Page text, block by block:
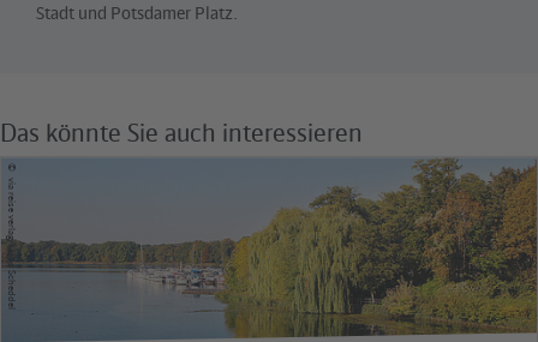
Stadt und Potsdamer Platz.
Das könnte Sie auch interessieren
©
via reise verlag/Klaus Scheddel